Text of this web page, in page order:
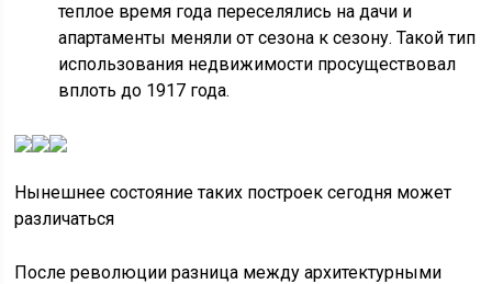
теплое время года переселялись на дачи и
апартаменты меняли от сезона к сезону. Такой тип
использования недвижимости просуществовал
вплоть до 1917 года.
Нынешнее состояние таких построек сегодня может
различаться
После революции разница между архитектурными